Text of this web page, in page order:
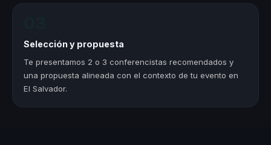
Selección y propuesta
Te presentamos 2 o 3 conferencistas recomendados y
una propuesta alineada con el contexto de tu evento en
El Salvador.